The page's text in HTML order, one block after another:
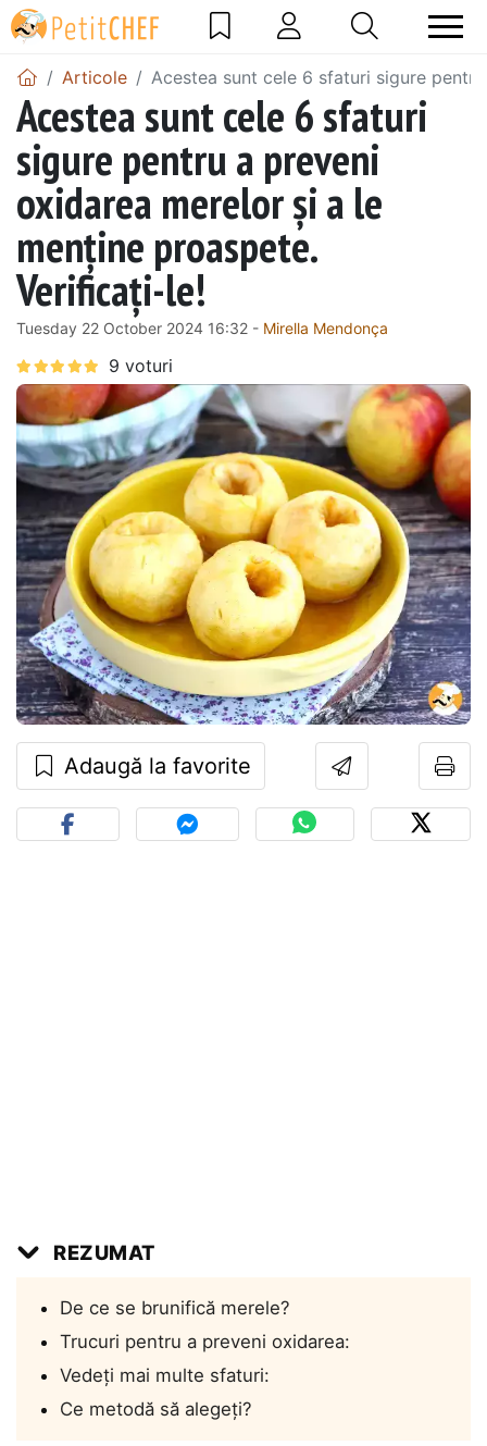
Articole Acestea sunt cele 6 sfaturi sigure
Acestea sunt cele 6 sfaturi
sigure pentru a preveni
oxidarea merelor și a le
menține proaspete.
Verificați-le!
Tuesday 22 October 2024 16:32 - Mirella Mendonça
Adaugă la favorite
REZUMAT
De ce se brunifică merele?
Trucuri pentru a preveni oxidarea:
Vedeți mai multe sfaturi:
Ce metodă să alegeți?